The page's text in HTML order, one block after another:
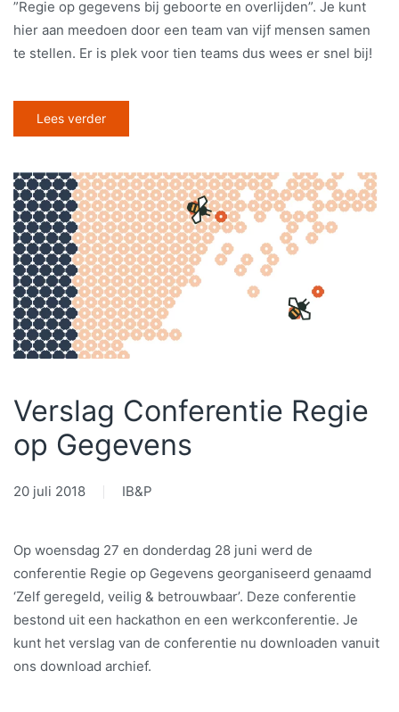
”Regie op gegevens bij geboorte en overlijden”. Je kunt
hier aan meedoen door een team van vijf mensen samen
te stellen. Er is plek voor tien teams dus wees er snel bij!
Lees verder
Verslag Conferentie Regie
op Gegevens
20 juli 2018 IB&P
Op woensdag 27 en donderdag 28 juni werd de
conferentie Regie op Gegevens georganiseerd genaamd
‘Zelf geregeld, veilig & betrouwbaar’. Deze conferentie
bestond uit een hackathon en een werkconferentie. Je
kunt het verslag van de conferentie nu downloaden vanuit
ons download archief.